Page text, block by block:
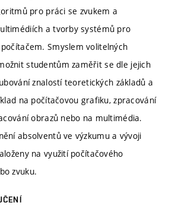
pro práci se zvukem a
a tvorby systémů pro
Smyslem volitelných
studentům zaměřit se dle jejich
znalostí teoretických základů a
na počítačovou grafiku, zpracování
obrazů nebo na multimédia.
absolventů ve výzkumu a vývoji
na využití počítačového
zvuku.